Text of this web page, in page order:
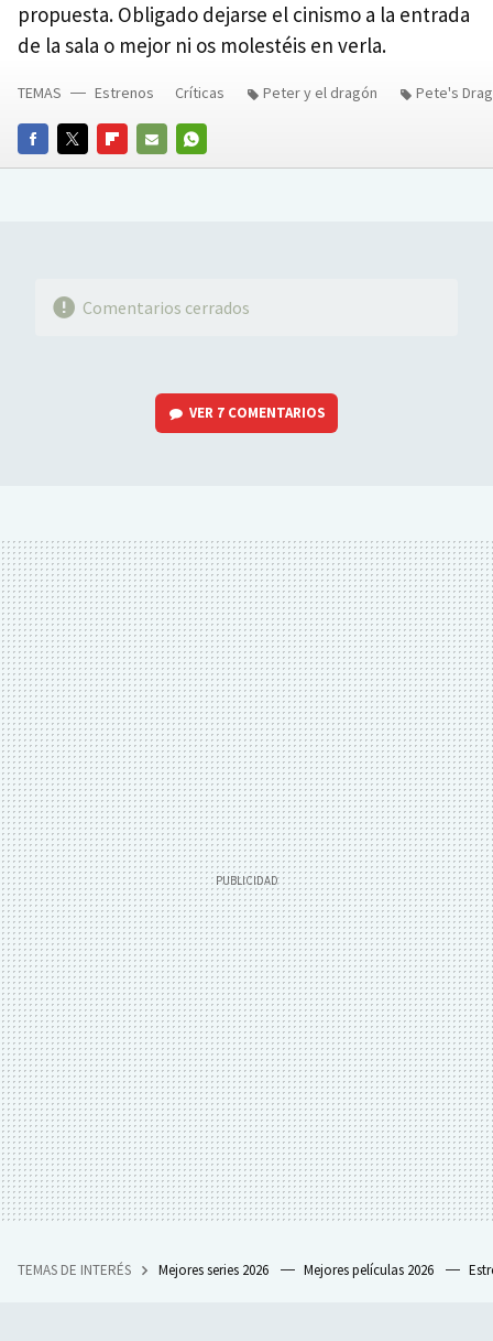
propuesta. Obligado dejarse el cinismo a la entrada
de la sala o mejor ni os molestéis en verla.
FACEBOOKTWITTERFLIPBOARD
E-
WHATSAPP
TEMAS Estrenos Críticas Peter y el dragón Pete's
Comentarios cerrados
VER 7 COMENTARIOS
TEMAS DE INTERÉS Mejores series 2026 Mejores películas 2026